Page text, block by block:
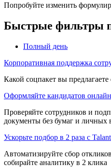
Попробуйте изменить
Быстрые фильтры
Полный день
Корпоративная поддержка
Какой соцпакет вы
Оформляйте кандидатов онлайн
Проверяйте сотрудников и
документы без бумаг и личных
Ускорьте подбор в 2 раза с
Автоматизируйте сбор
собирайте аналитику в 2 клика